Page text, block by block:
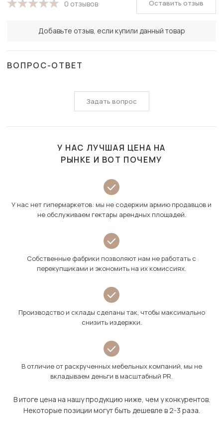
0 отзывов
Добавьте отзыв, если купили данный товар
Оставить отзыв
ВОПРОС-ОТВЕТ
Задать вопрос
У НАС ЛУЧШАЯ ЦЕНА НА
РЫНКЕ И ВОТ ПОЧЕМУ
У нас нет гипермаркетов: мы не содержим армию продавцов и
не обслуживаем гектары арендных площадей.
Собственные фабрики позволяют нам не работать с
перекупщиками и экономить на их комиссиях.
Производство и склады сделаны так, чтобы максимально
снизить издержки.
В отличие от раскрученных мебельных компаний, мы не
вкладываем деньги в масштабный PR.
В итоге цена на нашу продукцию ниже, чем у конкурентов.
Некоторые позиции могут быть дешевле в 2-3 раза.